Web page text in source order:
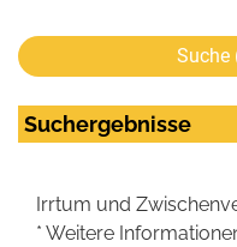
Suche
Suchergebnisse
Irrtum und
* Weitere